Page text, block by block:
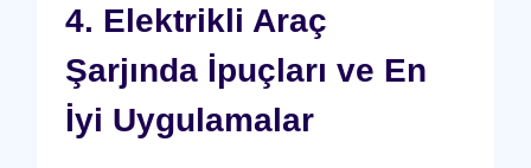
4. Elektrikli Araç
Şarjında İpuçları ve En
İyi Uygulamalar